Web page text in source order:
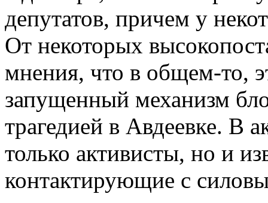
депутатов, причем у
От некоторых
мнения, что в общем-то,
запущенный механизм
трагедией в Авдеевке. В
только активисты, но и
контактирующие с